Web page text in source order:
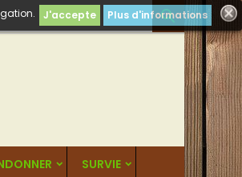

J'accepte Plus d'informations
SURVIE